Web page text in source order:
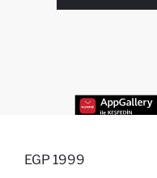
1999 EGP